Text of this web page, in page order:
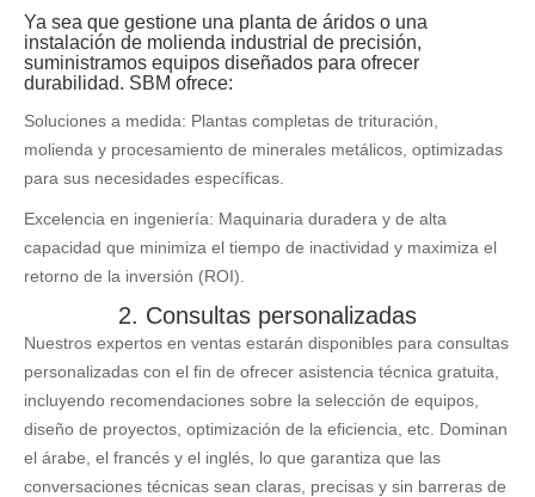
Ya sea que gestione una planta de áridos o una
instalación de molienda industrial de precisión,
suministramos equipos diseñados para ofrecer
durabilidad. SBM ofrece:
Soluciones a medida: Plantas completas de trituración,
molienda y procesamiento de minerales metálicos, optimizadas
para sus necesidades específicas.
Excelencia en ingeniería: Maquinaria duradera y de alta
capacidad que minimiza el tiempo de inactividad y maximiza el
retorno de la inversión (ROI).
2. Consultas personalizadas
Nuestros expertos en ventas estarán disponibles para consultas
personalizadas con el fin de ofrecer asistencia técnica gratuita,
incluyendo recomendaciones sobre la selección de equipos,
diseño de proyectos, optimización de la eficiencia, etc. Dominan
el árabe, el francés y el inglés, lo que garantiza que las
conversaciones técnicas sean claras, precisas y sin barreras de